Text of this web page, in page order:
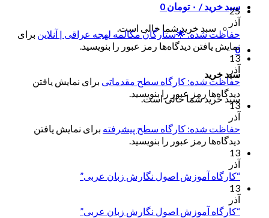
سبد خرید / ۰ تومان 0
سبد خرید شما خالی است.
0
سبد خرید
سبد خرید شما خالی است.
25
آذر
حفاظت شده: 🌟ستارگان مکالمه لهجه عراقی | آنلاین برای
نمایش یافتن دیدگاه‌ها رمز عبور را بنویسید.
13
آذر
حفاظت شده: کارگاه سطح مقدماتی برای نمایش یافتن
دیدگاه‌ها رمز عبور را بنویسید.
13
آذر
حفاظت شده: کارگاه سطح پیشرفته برای نمایش یافتن
دیدگاه‌ها رمز عبور را بنویسید.
13
آذر
“کارگاه آموزش اصول نگارش زبان عربی”
13
آذر
“کارگاه آموزش اصول نگارش زبان عربی”